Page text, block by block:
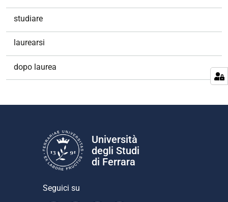
studiare
laurearsi
dopo laurea
Università
degli Studi
di Ferrara
Seguici su